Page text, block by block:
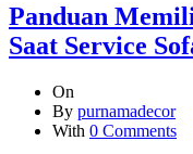
Panduan
Saat Service
On
By purnamadecor
With 0 Comments